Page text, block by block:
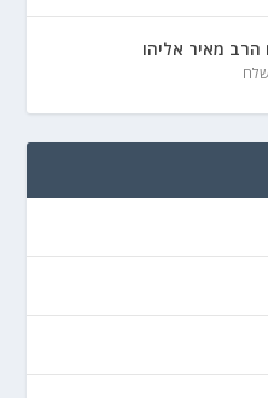
מאיר אליהו